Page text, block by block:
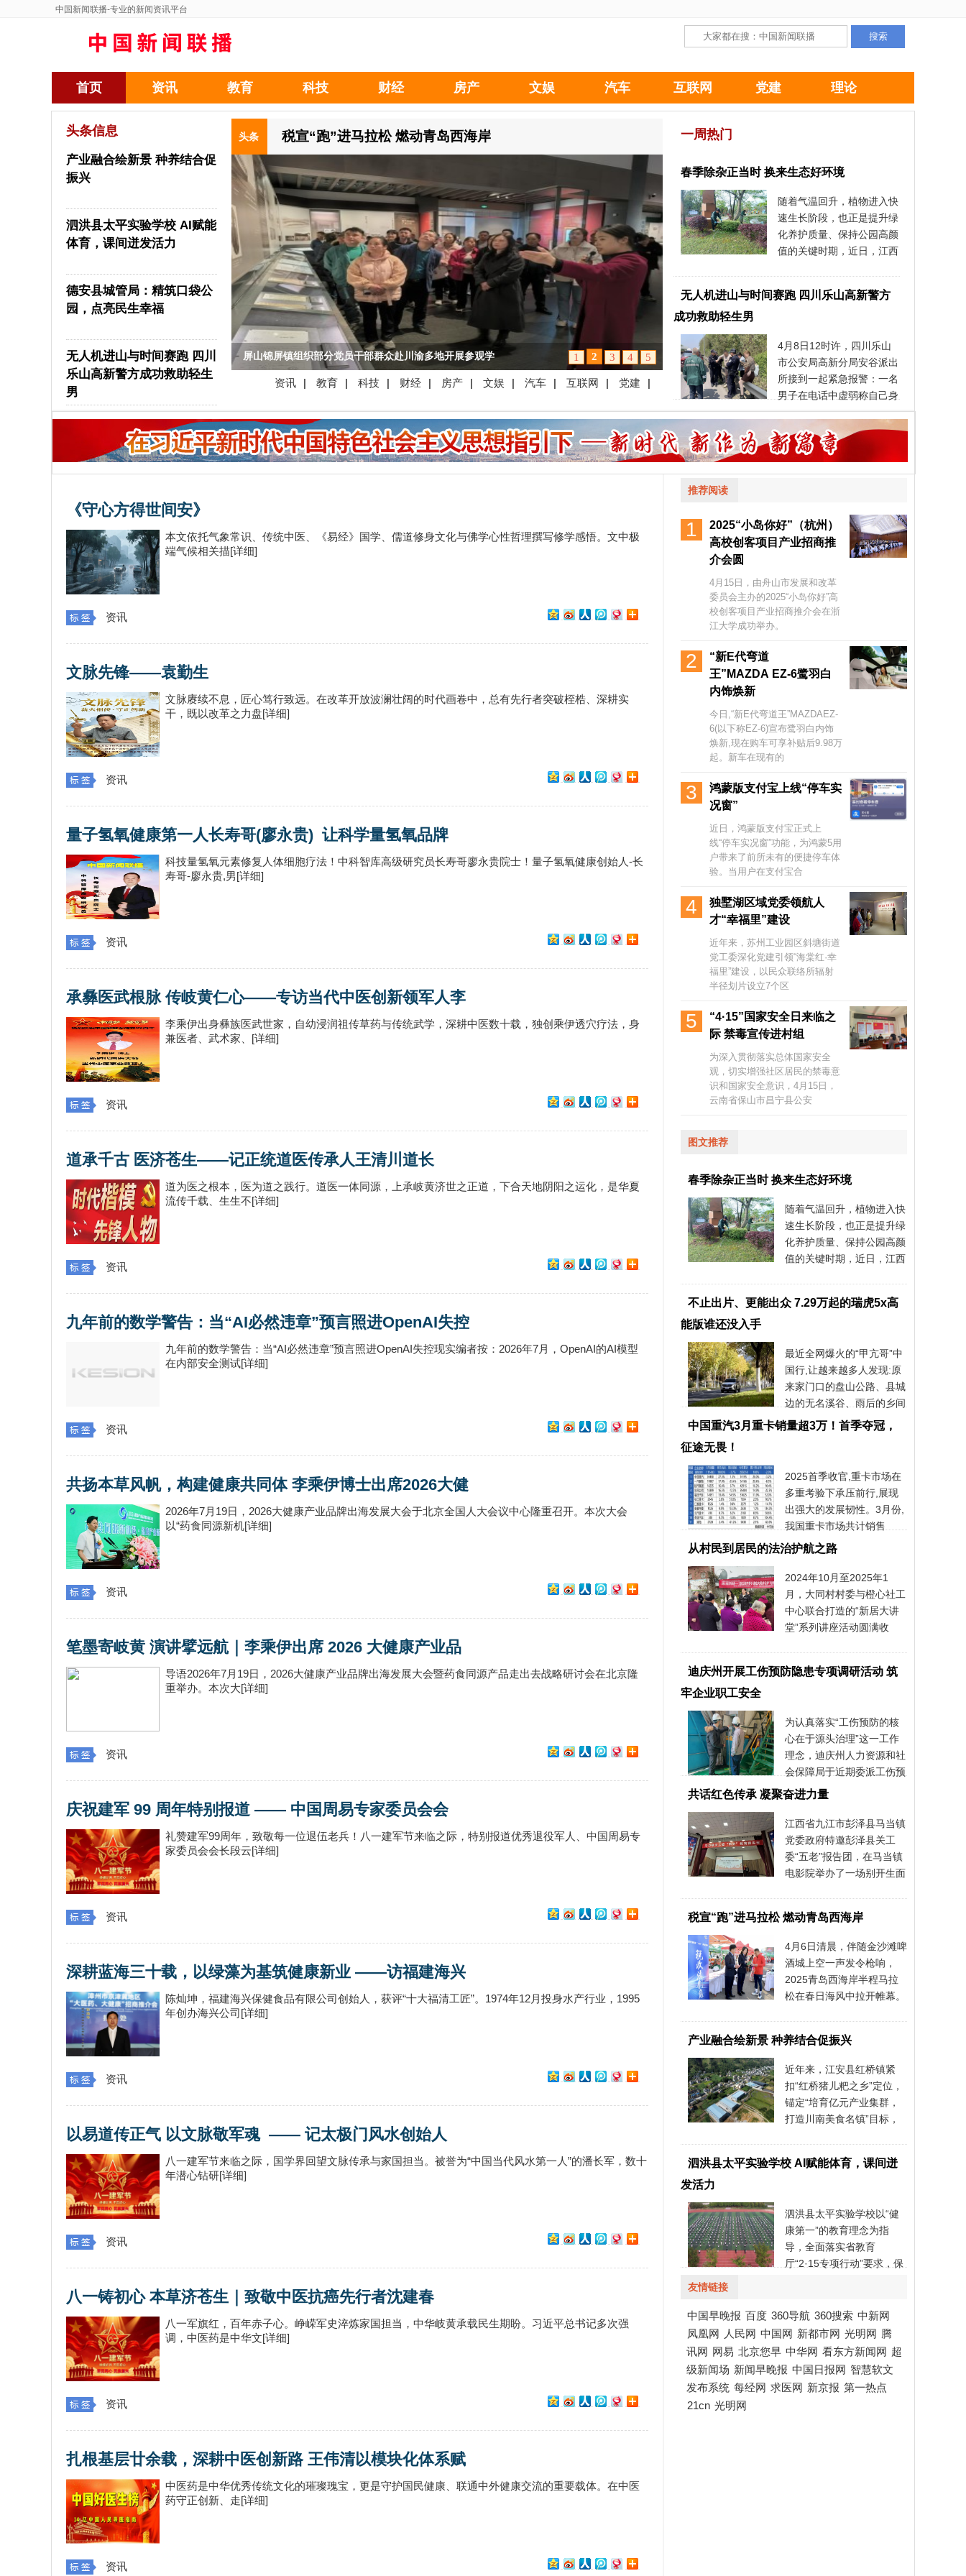
中国新闻联播-专业的新闻资讯平台
首页 资讯 教育 科技 财经 房产 文娱 汽车 互联网 党建 理论
头条信息
产业融合绘新景 种养结合促
振兴
泗洪县太平实验学校 AI赋能
体育，课间迸发活力
德安县城管局：精筑口袋公
园，点亮民生幸福
无人机进山与时间赛跑 四川
乐山高新警方成功救助轻生
男
头条 税宣“跑”进马拉松 燃动青岛西海岸
屏山锦屏镇组织部分党员干部群众赴川渝多地开展参观学
为深入贯彻落实乡村振兴战略,拓宽工作思路,激发干事创业热情。近日,在宜宾屏山县总工会帮助支持下,锦屏镇组织
部分村支部书记、驻村第一书记、党员干部及村民代表共37人,赴四川省广安市围子村、小平故里、重庆市三峡博
1 2 3 4 5
资讯 | 教育 | 科技 | 财经 | 房产 | 文娱 | 汽车 | 互联网 | 党建 |
一周热门
春季除杂正当时 换来生态好环境
随着气温回升，植物进入快
速生长阶段，也正是提升绿
化养护质量、保持公园高颜
值的关键时期，近日，江西
无人机进山与时间赛跑 四川乐山高新警方
成功救助轻生男
4月8日12时许，四川乐山
市公安局高新分局安谷派出
所接到一起紧急报警：一名
男子在电话中虚弱称自己身
体不适、
《守心方得世间安》
本文依托气象常识、传统中医、《易经》国学、儒道修身文化与佛学心性哲理撰写修学感悟。文中极
端气候相关描[详细]
资讯
文脉先锋——袁勤生
文脉赓续不息，匠心笃行致远。在改革开放波澜壮阔的时代画卷中，总有先行者突破桎梏、深耕实
干，既以改革之力盘[详细]
资讯
量子氢氧健康第一人长寿哥(廖永贵) 让科学量氢氧品牌
科技量氢氧元素修复人体细胞疗法！中科智库高级研究员长寿哥廖永贵院士！量子氢氧健康创始人-长
寿哥-廖永贵,男[详细]
资讯
承彝医武根脉 传岐黄仁心——专访当代中医创新领军人李
李乘伊出身彝族医武世家，自幼浸润祖传草药与传统武学，深耕中医数十载，独创乘伊透穴疗法，身
兼医者、武术家、[详细]
资讯
道承千古 医济苍生——记正统道医传承人王清川道长
道为医之根本，医为道之践行。道医一体同源，上承岐黄济世之正道，下合天地阴阳之运化，是华夏
流传千载、生生不[详细]
资讯
九年前的数学警告：当“AI必然违章”预言照进OpenAI失控
九年前的数学警告：当“AI必然违章”预言照进OpenAI失控现实编者按：2026年7月，OpenAI的AI模型
在内部安全测试[详细]
资讯
共扬本草风帆，构建健康共同体 李乘伊博士出席2026大健
2026年7月19日，2026大健康产业品牌出海发展大会于北京全国人大会议中心隆重召开。本次大会
以“药食同源新机[详细]
资讯
笔墨寄岐黄 演讲擘远航｜李乘伊出席 2026 大健康产业品
导语2026年7月19日，2026大健康产业品牌出海发展大会暨药食同源产品走出去战略研讨会在北京隆
重举办。本次大[详细]
资讯
庆祝建军 99 周年特别报道 —— 中国周易专家委员会会
礼赞建军99周年，致敬每一位退伍老兵！八一建军节来临之际，特别报道优秀退役军人、中国周易专
家委员会会长段云[详细]
资讯
深耕蓝海三十载，以绿藻为基筑健康新业 ——访福建海兴
陈灿坤，福建海兴保健食品有限公司创始人，获评“十大福清工匠”。1974年12月投身水产行业，1995
年创办海兴公司[详细]
资讯
以易道传正气 以文脉敬军魂 —— 记太极门风水创始人
八一建军节来临之际，国学界回望文脉传承与家国担当。被誉为“中国当代风水第一人”的潘长军，数十
年潜心钻研[详细]
资讯
八一铸初心 本草济苍生｜致敬中医抗癌先行者沈建春
八一军旗红，百年赤子心。峥嵘军史淬炼家国担当，中华岐黄承载民生期盼。习近平总书记多次强
调，中医药是中华文[详细]
资讯
扎根基层廿余载，深耕中医创新路 王伟清以模块化体系赋
中医药是中华优秀传统文化的璀璨瑰宝，更是守护国民健康、联通中外健康交流的重要载体。在中医
药守正创新、走[详细]
资讯
推荐阅读
1
2025“小岛你好”（杭州）
高校创客项目产业招商推
介会圆
4月15日，由舟山市发展和改革
委员会主办的2025“小岛你好”高
校创客项目产业招商推介会在浙
江大学成功举办。
2
“新E代弯道
王”MAZDA EZ-6鹭羽白
内饰焕新
今日,“新E代弯道王”MAZDAEZ-
6(以下称EZ-6)宣布鹭羽白内饰
焕新,现在购车可享补贴后9.98万
起。新车在现有的
3
鸿蒙版支付宝上线“停车实
况窗”
近日，鸿蒙版支付宝正式上
线“停车实况窗”功能，为鸿蒙5用
户带来了前所未有的便捷停车体
验。当用户在支付宝合
4
独墅湖区域党委领航人
才“幸福里”建设
近年来，苏州工业园区斜塘街道
党工委深化党建引领“海棠红·幸
福里”建设，以民众联络所辐射
半径划片设立7个区
5
“4·15”国家安全日来临之
际 禁毒宣传进村组
为深入贯彻落实总体国家安全
观，切实增强社区居民的禁毒意
识和国家安全意识，4月15日，
云南省保山市昌宁县公安
图文推荐
春季除杂正当时 换来生态好环境
随着气温回升，植物进入快
速生长阶段，也正是提升绿
化养护质量、保持公园高颜
值的关键时期，近日，江西
不止出片、更能出众 7.29万起的瑞虎5x高
能版谁还没入手
最近全网爆火的“甲亢哥”中
国行,让越来越多人发现:原
来家门口的盘山公路、县城
边的无名溪谷、雨后的乡间
小
中国重汽3月重卡销量超3万！首季夺冠，
征途无畏！
2025首季收官,重卡市场在
多重考验下承压前行,展现
出强大的发展韧性。3月份,
我国重卡市场共计销售
111483辆,环
从村民到居民的法治护航之路
2024年10月至2025年1
月，大同村村委与橙心社工
中心联合打造的“新居大讲
堂”系列讲座活动圆满收
迪庆州开展工伤预防隐患专项调研活动 筑
牢企业职工安全
为认真落实“工伤预防的核
心在于源头治理”这一工作
理念，迪庆州人力资源和社
会保障局于近期委派工伤预
防专家
共话红色传承 凝聚奋进力量
江西省九江市彭泽县马当镇
党委政府特邀彭泽县关工
委“五老”报告团，在马当镇
电影院举办了一场别开生面
税宣“跑”进马拉松 燃动青岛西海岸
4月6日清晨，伴随金沙滩啤
酒城上空一声发令枪响，
2025青岛西海岸半程马拉
松在春日海风中拉开帷幕。
产业融合绘新景 种养结合促振兴
近年来，江安县红桥镇紧
扣“红桥猪儿粑之乡”定位，
锚定“培育亿元产业集群，
打造川南美食名镇”目标，
泗洪县太平实验学校 AI赋能体育，课间迸
发活力
泗洪县太平实验学校以“健
康第一”的教育理念为指
导，全面落实省教育
厅“2·15专项行动”要求，保
障学生充足的
友情链接
中国早晚报 百度 360导航 360搜索 中新网
凤凰网 人民网 中国网 新都市网 光明网 腾
讯网 网易 北京您早 中华网 看东方新闻网 超
级新闻场 新闻早晚报 中国日报网 智慧软文
发布系统 每经网 求医网 新京报 第一热点
21cn 光明网